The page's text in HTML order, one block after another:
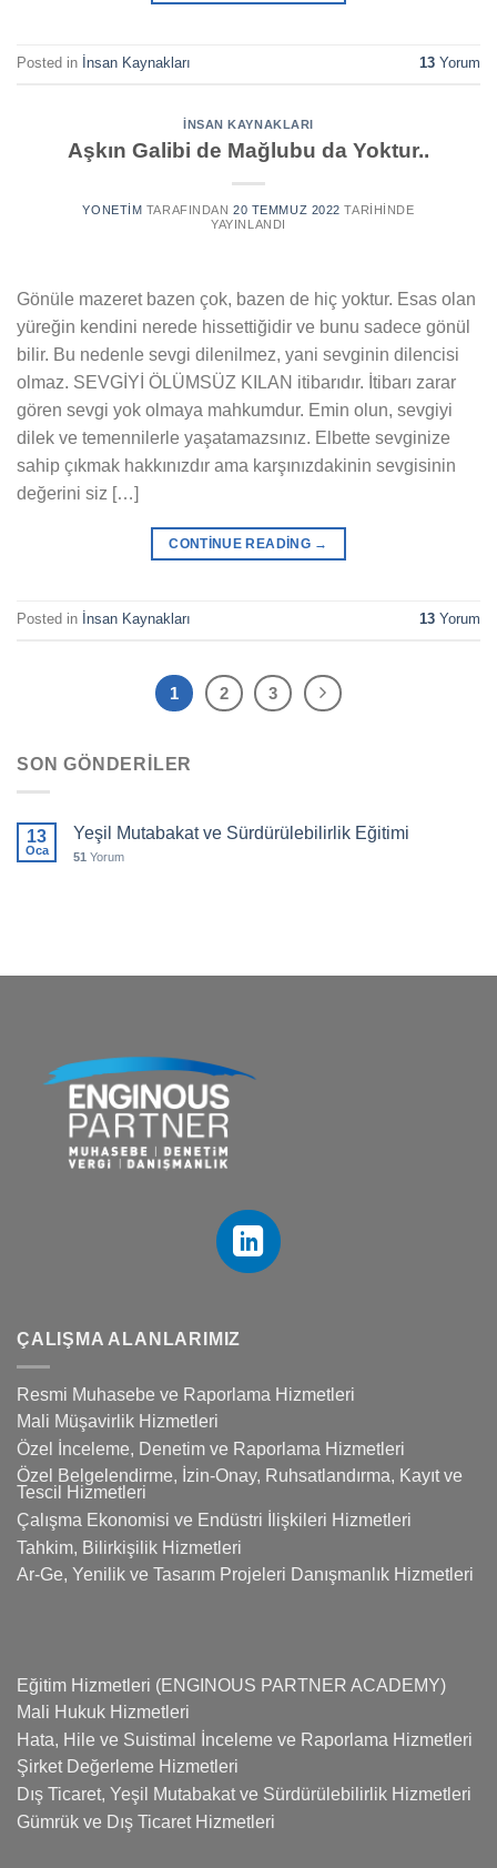
Posted in İnsan Kaynakları 13 Yorum
İNSAN KAYNAKLARI
Aşkın Galibi de Mağlubu da Yoktur..
YONETIM TARAFINDAN 20 TEMMUZ 2022 TARIHINDE
YAYINLANDI
Gönüle mazeret bazen çok, bazen de hiç yoktur. Esas olan
yüreğin kendini nerede hissettiğidir ve bunu sadece gönül
bilir. Bu nedenle sevgi dilenilmez, yani sevginin dilencisi
olmaz. SEVGİYİ ÖLÜMSÜZ KILAN itibarıdır. İtibarı zarar
gören sevgi yok olmaya mahkumdur. Emin olun, sevgiyi
dilek ve temennilerle yaşatamazsınız. Elbette sevginize
sahip çıkmak hakkınızdır ama karşınızdakinin sevgisinin
değerini siz […]
CONTINUE READING →
Posted in İnsan Kaynakları 13 Yorum
1 2 3
SON GÖNDERILER
13
Oca
Yeşil Mutabakat ve Sürdürülebilirlik Eğitimi
51 Yorum
ÇALIŞMA ALANLARIMIZ
Resmi Muhasebe ve Raporlama Hizmetleri
Mali Müşavirlik Hizmetleri
Özel İnceleme, Denetim ve Raporlama Hizmetleri
Özel Belgelendirme, İzin-Onay, Ruhsatlandırma, Kayıt ve
Tescil Hizmetleri
Çalışma Ekonomisi ve Endüstri İlişkileri Hizmetleri
Tahkim, Bilirkişilik Hizmetleri
Ar-Ge, Yenilik ve Tasarım Projeleri Danışmanlık Hizmetleri
Eğitim Hizmetleri (ENGINOUS PARTNER ACADEMY)
Mali Hukuk Hizmetleri
Hata, Hile ve Suistimal İnceleme ve Raporlama Hizmetleri
Şirket Değerleme Hizmetleri
Dış Ticaret, Yeşil Mutabakat ve Sürdürülebilirlik Hizmetleri
Gümrük ve Dış Ticaret Hizmetleri